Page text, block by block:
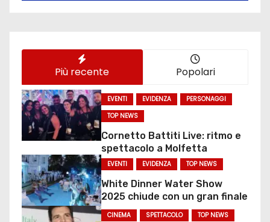
Più recente Popolari
EVENTI EVIDENZA
PERSONAGGI
TOP NEWS
Cornetto Battiti Live: ritmo e
spettacolo a Molfetta
EVENTI EVIDENZA TOP NEWS
White Dinner Water Show
2025 chiude con un gran finale
CINEMA SPETTACOLO TOP NEWS